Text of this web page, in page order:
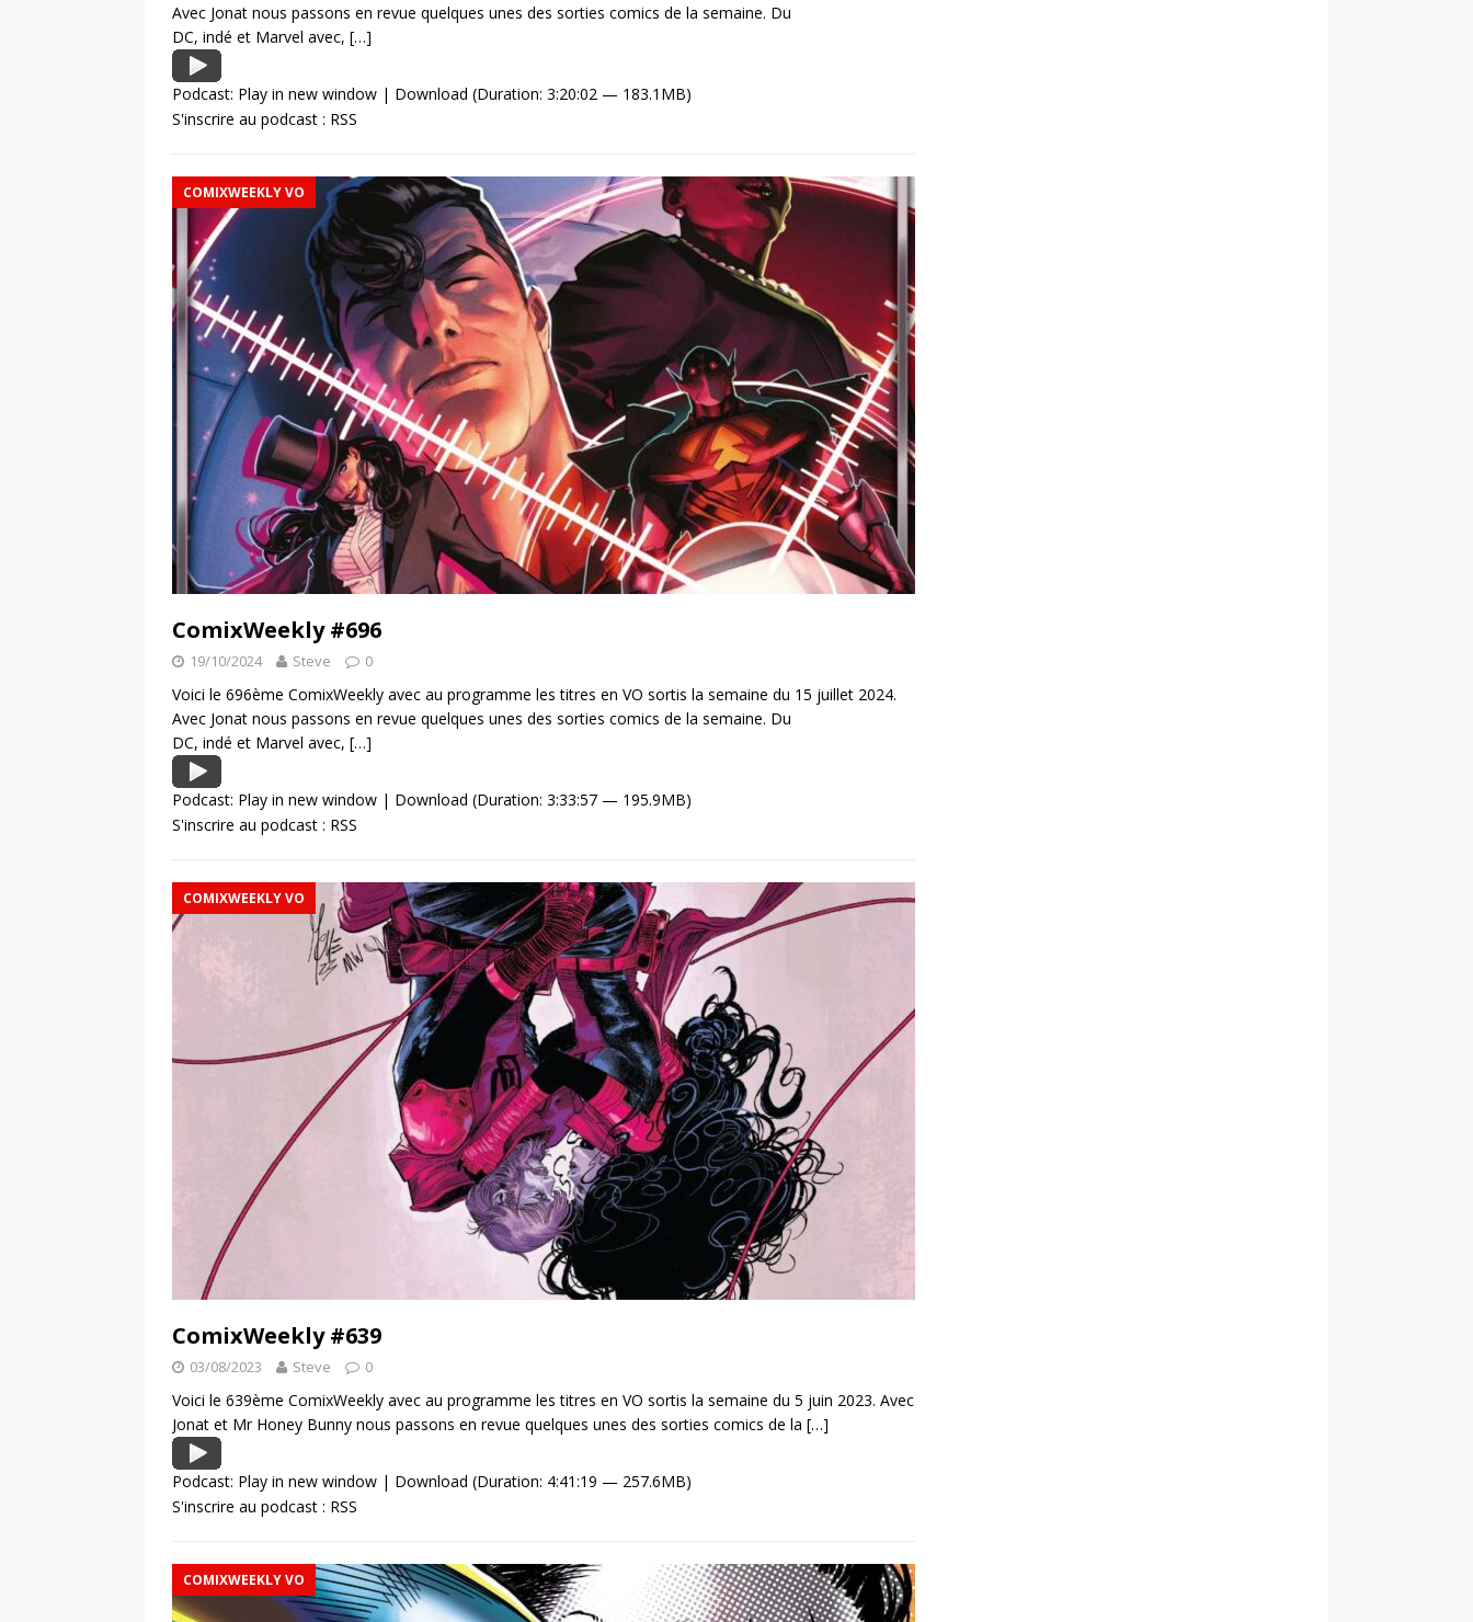
Avec Jonat nous passons en revue quelques unes des sorties comics de la semaine. Du
DC, indé et Marvel avec, […]
Podcast: Play in new window | Download (Duration: 3:20:02 — 183.1MB)
S'inscrire au podcast : RSS
COMIXWEEKLY VO
ComixWeekly #696
19/10/2024 Steve 0
Voici le 696ème ComixWeekly avec au programme les titres en VO sortis la semaine du 15 juillet 2024.
Avec Jonat nous passons en revue quelques unes des sorties comics de la semaine. Du
DC, indé et Marvel avec, […]
Podcast: Play in new window | Download (Duration: 3:33:57 — 195.9MB)
S'inscrire au podcast : RSS
COMIXWEEKLY VO
ComixWeekly #639
03/08/2023 Steve 0
Voici le 639ème ComixWeekly avec au programme les titres en VO sortis la semaine du 5 juin 2023. Avec
Jonat et Mr Honey Bunny nous passons en revue quelques unes des sorties comics de la […]
Podcast: Play in new window | Download (Duration: 4:41:19 — 257.6MB)
S'inscrire au podcast : RSS
COMIXWEEKLY VO